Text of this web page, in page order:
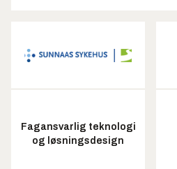
Fagansvarlig teknologi
og løsningsdesign